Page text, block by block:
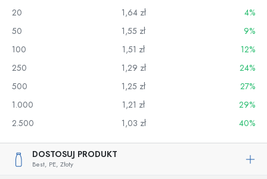
20
1,64 zł
4%
50
1,55 zł
9%
100
1,51 zł
12%
250
1,29 zł
24%
500
1,25 zł
27%
1.000
1,21 zł
29%
2.500
1,03 zł 40%
DOSTOSUJ PRODUKT
Best, PE, Złoty